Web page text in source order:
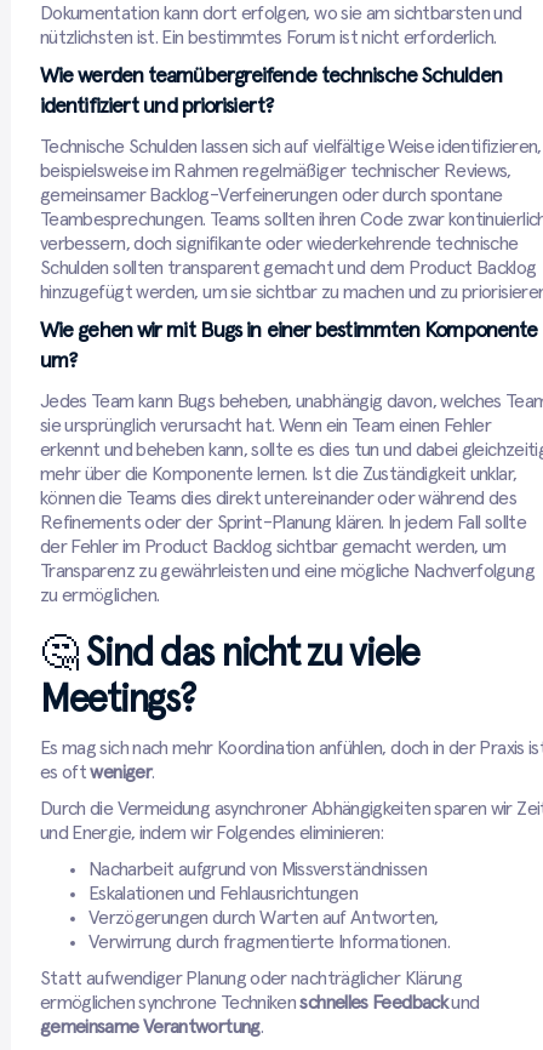
Dokumentation kann dort erfolgen, wo sie am sichtbarsten und
nützlichsten ist. Ein bestimmtes Forum ist nicht erforderlich.
Wie werden teamübergreifende technische Schulden
identifiziert und priorisiert?
Technische Schulden lassen sich auf vielfältige Weise identifizieren,
beispielsweise im Rahmen regelmäßiger technischer Reviews,
gemeinsamer Backlog-Verfeinerungen oder durch spontane
Teambesprechungen. Teams sollten ihren Code zwar
verbessern, doch signifikante oder wiederkehrende technische
Schulden sollten transparent gemacht und dem Product Backlog
hinzugefügt werden, um sie sichtbar zu machen und zu
Wie gehen wir mit Bugs in einer bestimmten Komponente
um?
Jedes Team kann Bugs beheben, unabhängig davon, welches
sie ursprünglich verursacht hat. Wenn ein Team einen Fehler
erkennt und beheben kann, sollte es dies tun und dabei
mehr über die Komponente lernen. Ist die Zuständigkeit unklar,
können die Teams dies direkt untereinander oder während des
Refinements oder der Sprint-Planung klären. In jedem Fall sollte
der Fehler im Product Backlog sichtbar gemacht werden, um
Transparenz zu gewährleisten und eine mögliche Nachverfolgung
zu ermöglichen.
🤔Sind das nicht zu viele
Meetings?
Es mag sich nach mehr Koordination anfühlen, doch in der Praxis
es oftweniger.
Durch die Vermeidung asynchroner Abhängigkeiten sparen wir
und Energie, indem wir Folgendes eliminieren:
Nacharbeit aufgrund von Missverständnissen
Eskalationen und Fehlausrichtungen
Verzögerungen durch Warten auf Antworten,
Verwirrung durch fragmentierte Informationen.
Statt aufwendiger Planung oder nachträglicher Klärung
ermöglichen synchrone Technikenschnelles Feedbackund
gemeinsame Verantwortung.